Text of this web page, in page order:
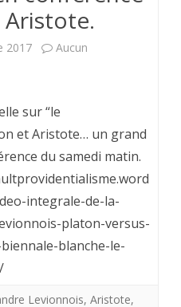
Aristote.
2017
Aucun
sur “le
et Aristote… un grand
du samedi matin.
integrale-de-la-
platon-versus-
blanche-le-
Levionnois, Aristote,